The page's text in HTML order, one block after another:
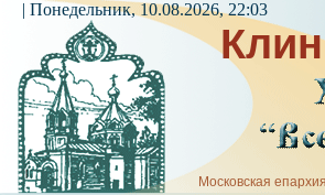
Московская
| Понедельник, 10.08.2026, 22:03